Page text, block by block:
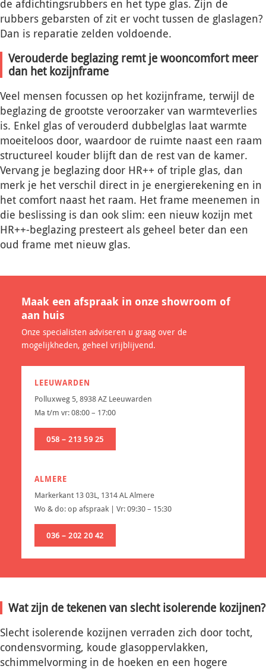
de afdichtingsrubbers en het type glas. Zijn de
rubbers gebarsten of zit er vocht tussen de glaslagen?
Dan is reparatie zelden voldoende.
Verouderde beglazing remt je wooncomfort meer
dan het kozijnframe
Veel mensen focussen op het kozijnframe, terwijl de
beglazing de grootste veroorzaker van warmteverlies
is. Enkel glas of verouderd dubbelglas laat warmte
moeiteloos door, waardoor de ruimte naast een raam
structureel kouder blijft dan de rest van de kamer.
Vervang je beglazing door HR++ of triple glas, dan
merk je het verschil direct in je energierekening en in
het comfort naast het raam. Het frame meenemen in
die beslissing is dan ook slim: een nieuw kozijn met
HR++-beglazing presteert als geheel beter dan een
oud frame met nieuw glas.
Maak een afspraak in onze showroom of
aan huis
Onze specialisten adviseren u graag over de
mogelijkheden, geheel vrijblijvend.
LEEUWARDEN
Polluxweg 5, 8938 AZ Leeuwarden
Ma t/m vr: 08:00 – 17:00
058 – 213 59 25
ALMERE
Markerkant 13 03L, 1314 AL Almere
Wo & do: op afspraak | Vr: 09:30 – 15:30
036 – 202 20 42
Wat zijn de tekenen van slecht isolerende kozijnen?
Slecht isolerende kozijnen verraden zich door tocht,
condensvorming, koude glasoppervlakken,
schimmelvorming in de hoeken en een hogere